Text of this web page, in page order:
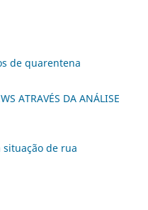
de quarentena
ATRAVÉS DA ANÁLISE
de rua